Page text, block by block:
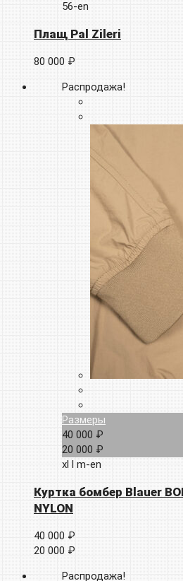
56-en
Плащ Pal Zileri
80 000 ₽
Распродажа!
Размеры
40 000 ₽
20 000 ₽
xl l m-en
Куртка бомбер Blauer
NYLON
40 000 ₽
20 000 ₽
Распродажа!